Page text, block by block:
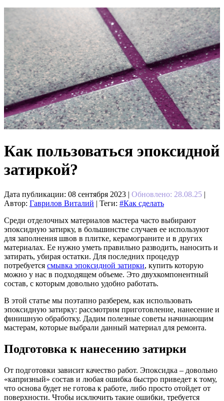
Как пользоваться эпоксидной
затиркой?
Дата публикации: 08 сентября 2023 | Обновлено: 28.08.25 |
Автор: Гаврилов Виталий | Теги: #Как сделать
Среди отделочных материалов мастера часто выбирают
эпоксидную затирку, в большинстве случаев ее используют
для заполнения швов в плитке, керамограните и в других
материалах. Ее нужно уметь правильно разводить, наносить и
затирать, убирая остатки. Для последних процедур
потребуется смывка эпоксидной затирки, купить которую
можно у нас в подходящем объеме. Это двухкомпонентный
состав, с которым довольно удобно работать.
В этой статье мы поэтапно разберем, как использовать
эпоксидную затирку: рассмотрим приготовление, нанесение и
финишную обработку. Дадим полезные советы начинающим
мастерам, которые выбрали данный материал для ремонта.
Подготовка к нанесению затирки
От подготовки зависит качество работ. Эпоксидка – довольно
«капризный» состав и любая ошибка быстро приведет к тому,
что основа будет не готова к работе, либо просто отойдет от
поверхности. Чтобы исключить такие ошибки, требуется